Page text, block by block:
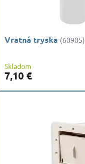
Vratná tryska (60905)
Skladom
7,10 €